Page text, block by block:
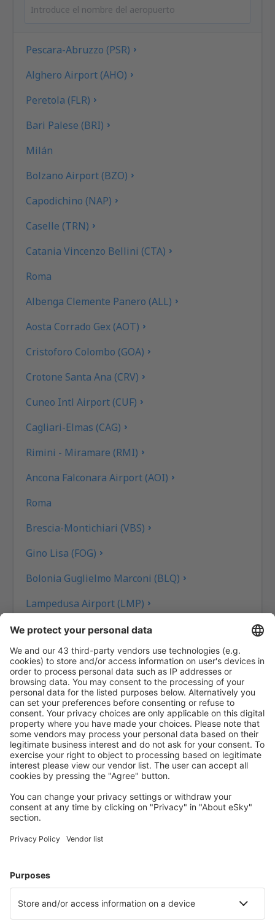
Pescara-Abruzzo (PSR)
Alghero Airport (AHO)
Peretola (FLR)
Bari Palese (BRI)
Milán
Bolzano Airport (BZO)
Capodichino (NAP)
Caselle (TRN)
Catania Vincenzo Bellini (CTA)
Roma
Albenga Clemente Panero (ALL)
Aosta Corrado Gex (AOT)
Cristoforo Colombo (GOA)
Crotone Santa Ana (CRV)
Cuneo Intl Airport (CUF)
Cagliari-Elmas (CAG)
Rimini - Miramare (RMI)
Ancona Falconara Airport (AOI)
Roma
Brescia-Montichiari (VBS)
Gino Lisa (FOG)
Bolonia Guglielmo Marconi (BLQ)
Lampedusa Airport (LMP)
Milán
Luigi Ridolfi (FRL)
Milán
Venecia
Marina di Campo (EBA)
Olbia-Costa Smeralda (OLB)
Punta Raisi (PMO)
Pantelleria (PNL)
Galileo Galilei (PSA)
Reggio Calabria (REG)